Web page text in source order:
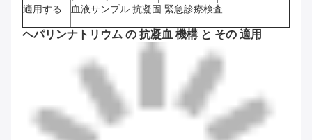
適用する
血液サンプル 抗凝固 緊急診療検査
ヘパリンナトリウム の 抗凝血 機構 と その 適用